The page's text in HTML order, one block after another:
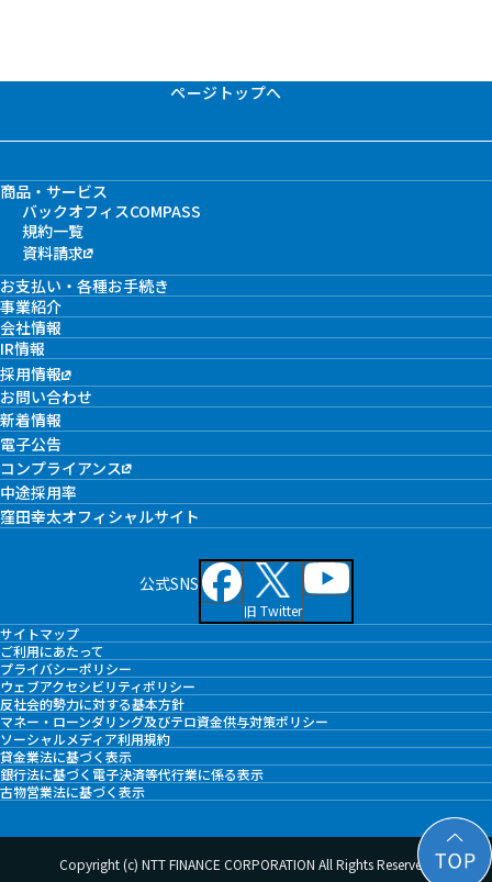
ページトップへ
商品・サービス
バックオフィスCOMPASS
規約一覧
資料請求
お支払い・各種お手続き
事業紹介
会社情報
IR情報
採用情報
お問い合わせ
新着情報
電子公告
コンプライアンス
中途採用率
窪田幸太オフィシャルサイト
公式SNS
旧 Twitter
サイトマップ
ご利用にあたって
プライバシーポリシー
ウェブアクセシビリティポリシー
反社会的勢力に対する基本方針
マネー・ローンダリング及びテロ資金供与対策ポリシー
ソーシャルメディア利用規約
貸金業法に基づく表示
銀行法に基づく電子決済等代行業に係る表示
古物営業法に基づく表示
Copyright (c) NTT FINANCE CORPORATION All Rights Reserved.